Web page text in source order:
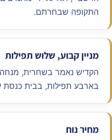
התקופה שבחרתם.
מניין קבוע, שלוש תפילות
הקדיש נאמר בשחרית, מנחה
בארבע תפילות, בבית כנסת
מחיר נוח